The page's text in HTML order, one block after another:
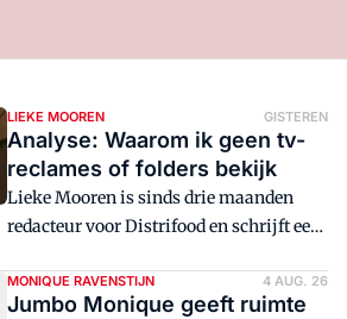
LIEKE MOOREN GISTEREN
Analyse: Waarom ik geen tv-
reclames of folders bekijk
Lieke Mooren is sinds drie maanden
redacteur voor Distrifood en schrijft een
supermarkt.
MONIQUE RAVENSTIJN 4 AUG. 26
Jumbo Monique geeft ruimte